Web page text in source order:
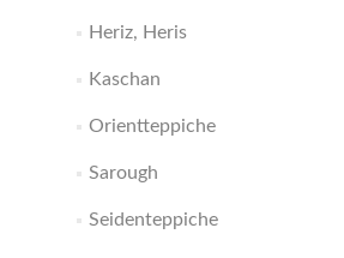
Heriz, Heris
Kaschan
Orientteppiche
Sarough
Seidenteppiche